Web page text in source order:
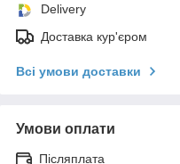
Delivery
Доставка кур'єром
Всі умови доставки
Умови оплати
Післяплата